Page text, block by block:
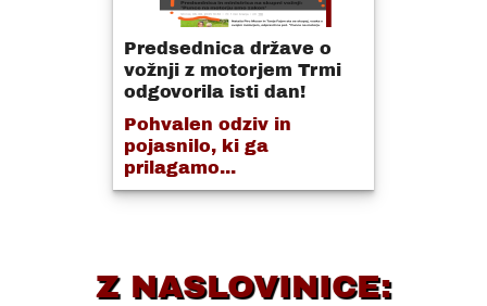
Predsednica države o
vožnji z motorjem Trmi
odgovorila isti dan!
Pohvalen odziv in
pojasnilo, ki ga
prilagamo...
Z NASLOVINICE: